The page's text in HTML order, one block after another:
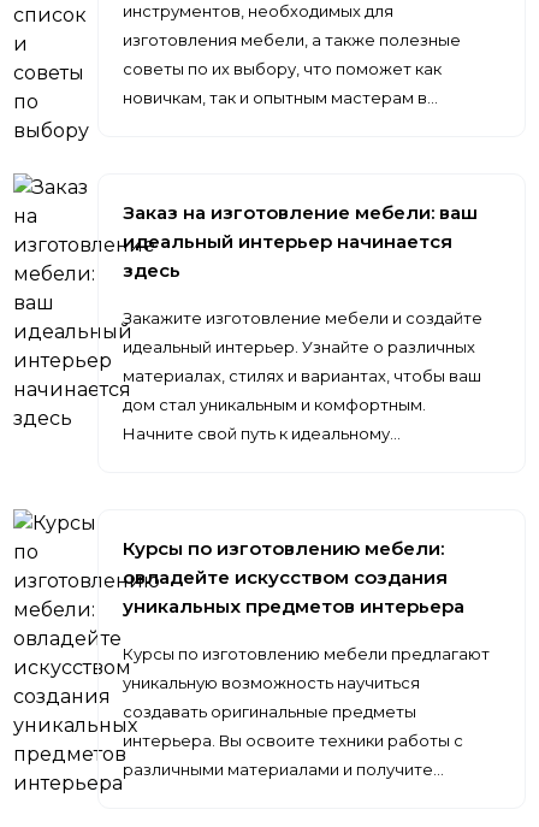
инструментов, необходимых для
изготовления мебели, а также полезные
советы по их выбору, что поможет как
новичкам, так и опытным мастерам в…
Заказ на изготовление мебели: ваш
идеальный интерьер начинается
здесь
Закажите изготовление мебели и создайте
идеальный интерьер. Узнайте о различных
материалах, стилях и вариантах, чтобы ваш
дом стал уникальным и комфортным.
Начните свой путь к идеальному…
Курсы по изготовлению мебели:
овладейте искусством создания
уникальных предметов интерьера
Курсы по изготовлению мебели предлагают
уникальную возможность научиться
создавать оригинальные предметы
интерьера. Вы освоите техники работы с
различными материалами и получите…